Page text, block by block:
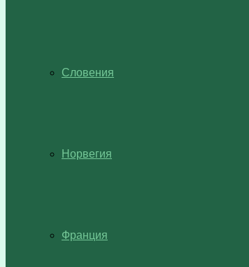
Словения
Норвегия
Франция